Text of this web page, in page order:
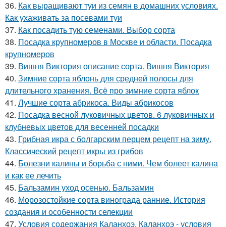
36. Как выращивают туи из семян в домашних условиях.
Как ухаживать за посевами туи
37. Как посадить тую семенами. Выбор сорта
38. Посадка крупномеров в Москве и области. Посадка
крупномеров
39. Вишня Виктория описание сорта. Вишня Виктория
40. Зимние сорта яблонь для средней полосы для
длительного хранения. Всё про зимние сорта яблок
41. Лучшие сорта абрикоса. Виды абрикосов
42. Посадка весной луковичных цветов. 6 луковичных и
клубневых цветов для весенней посадки
43. Грибная икра с болгарским перцем рецепт на зиму.
Классический рецепт икры из грибов
44. Болезни калины и борьба с ними. Чем болеет калина
и как ее лечить
45. Бальзамин уход осенью. Бальзамин
46. Морозостойкие сорта винограда ранние. История
создания и особенности селекции
47. Условия содержания Каланхоэ. Каланхоэ - условия